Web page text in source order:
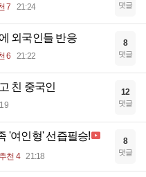
7 21:24 댓글
외국인들 반응
6 21:22
8
댓글
친 중국인 12
댓글
'여인형' 선즙필승!
추천 4 21:18
8
댓글